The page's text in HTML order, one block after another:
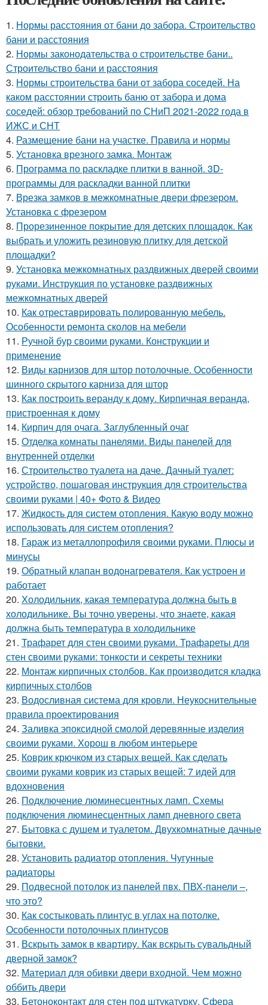
1. Нормы расстояния от бани до забора. Строительство
бани и расстояния
2. Нормы законодательства о строительстве бани..
Строительство бани и расстояния
3. Нормы строительства бани от забора соседей. На
каком расстоянии строить баню от забора и дома
соседей: обзор требований по СНиП 2021-2022 года в
ИЖС и СНТ
4. Размещение бани на участке. Правила и нормы
5. Установка врезного замка. Монтаж
6. Программа по раскладке плитки в ванной. 3D-
программы для раскладки ванной плитки
7. Врезка замков в межкомнатные двери фрезером.
Установка с фрезером
8. Прорезиненное покрытие для детских площадок. Как
выбрать и уложить резиновую плитку для детской
площадки?
9. Установка межкомнатных раздвижных дверей своими
руками. Инструкция по установке раздвижных
межкомнатных дверей
10. Как отреставрировать полированную мебель.
Особенности ремонта сколов на мебели
11. Ручной бур своими руками. Конструкции и
применение
12. Виды карнизов для штор потолочные. Особенности
шинного скрытого карниза для штор
13. Как построить веранду к дому. Кирпичная веранда,
пристроенная к дому
14. Кирпич для очага. Заглубленный очаг
15. Отделка комнаты панелями. Виды панелей для
внутренней отделки
16. Строительство туалета на даче. Дачный туалет:
устройство, пошаговая инструкция для строительства
своими руками | 40+ Фото & Видео
17. Жидкость для систем отопления. Какую воду можно
использовать для систем отопления?
18. Гараж из металлопрофиля своими руками. Плюсы и
минусы
19. Обратный клапан водонагревателя. Как устроен и
работает
20. Холодильник, какая температура должна быть в
холодильнике. Вы точно уверены, что знаете, какая
должна быть температура в холодильнике
21. Трафарет для стен своими руками. Трафареты для
стен своими руками: тонкости и секреты техники
22. Монтаж кирпичных столбов. Как производится кладка
кирпичных столбов
23. Водосливная система для кровли. Неукоснительные
правила проектирования
24. Заливка эпоксидной смолой деревянные изделия
своими руками. Хорош в любом интерьере
25. Коврик крючком из старых вещей. Как сделать
своими руками коврик из старых вещей: 7 идей для
вдохновения
26. Подключение люминесцентных ламп. Схемы
подключения люминесцентных ламп дневного света
27. Бытовка с душем и туалетом. Двухкомнатные дачные
бытовки.
28. Установить радиатор отопления. Чугунные
радиаторы
29. Подвесной потолок из панелей пвх. ПВХ-панели –,
что это?
30. Как состыковать плинтус в углах на потолке.
Особенности потолочных плинтусов
31. Вскрыть замок в квартиру. Как вскрыть сувальдный
дверной замок?
32. Материал для обивки двери входной. Чем можно
оббить двери
33. Бетоноконтакт для стен под штукатурку. Сфера